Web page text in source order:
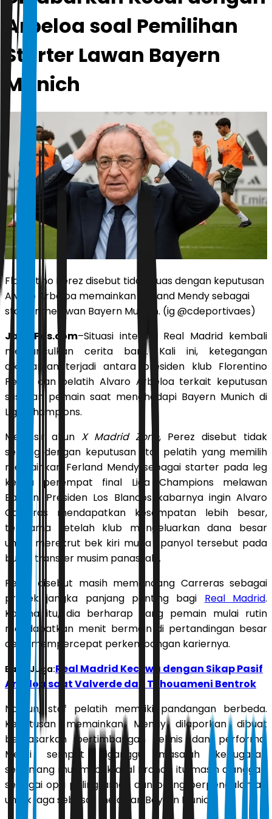
Arbeloa soal Pemilihan
Starter Lawan Bayern
Munich
Florentino Perez disebut tidak puas dengan keputusan
Alvaro Arbeloa memainkan Ferland Mendy sebagai
starter melawan Bayern Munich. (ig @cdeportivaes)
JawaPos.com–Situasi internal Real Madrid kembali
memunculkan cerita baru. Kali ini, ketegangan
dikabarkan terjadi antara presiden klub Florentino
Perez dan pelatih Alvaro Arbeloa terkait keputusan
susunan pemain saat menghadapi Bayern Munich di
Liga Champions.
Melansir akun X Madrid Zone , Perez disebut tidak
senang dengan keputusan staf pelatih yang memilih
memainkan Ferland Mendy sebagai starter pada leg
kedua perempat final Liga Champions melawan
Bayern. Presiden Los Blancos kabarnya ingin Alvaro
Carreras mendapatkan kesempatan lebih besar,
terutama setelah klub mengeluarkan dana besar
untuk merekrut bek kiri muda Spanyol tersebut pada
bursa transfer musim panas lalu.
Perez disebut masih memandang Carreras sebagai
proyek jangka panjang penting bagi Real Madrid.
Karena itu, dia berharap sang pemain mulai rutin
mendapatkan menit bermain di pertandingan besar
demi mempercepat perkembangan kariernya.
Baca Juga:Real Madrid Kecewa dengan Sikap Pasif
Arbeloa saat Valverde dan Tchouameni Bentrok
Namun, staf pelatih memiliki pandangan berbeda.
Keputusan memainkan Mendy dilaporkan dibuat
berdasarkan pertimbangan teknis dan performa.
Meski sempat diganggu masalah kebugaran
sepanjang musim, bek asal Prancis itu masih dianggap
sebagai opsi paling aman dan paling berpengalaman
untuk laga sebesar melawan Bayern Munich.